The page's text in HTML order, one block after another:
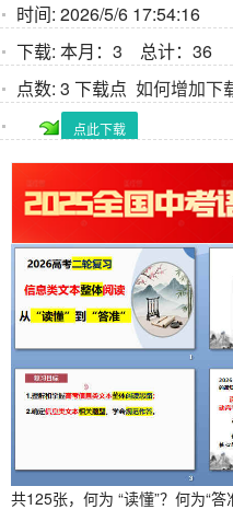
时间: 2026/5/6 17:54:16
下载: 本月：3 总计：36
点数: 3 下载点 如何增加下
点此下载
共125张，何为 “读懂”？何为“答